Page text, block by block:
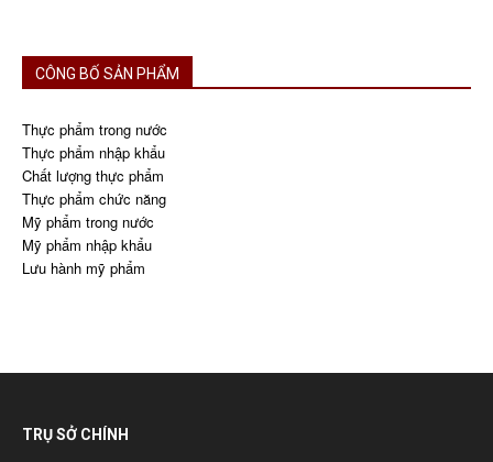
CÔNG BỐ SẢN PHẨM
Thực phẩm trong nước
Thực phẩm nhập khẩu
Chất lượng thực phẩm
Thực phẩm chức năng
Mỹ phẩm trong nước
Mỹ phẩm nhập khẩu
Lưu hành mỹ phẩm
TRỤ SỞ CHÍNH